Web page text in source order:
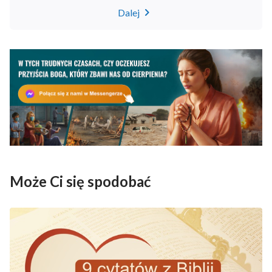
rodzaju zarazy i pojawiły się wszelkie rodzaje złych
Ja jestem twoją ucieczką. Nie możesz teraz zrobić
nic innego, jak tylko ukryć się w Moim sekretnym
miejscu, ukryć się jedynie wewnątrz Mnie, a klęski
cię ominą i żadne nieszczęście nie zbliży się do
twojego namiotu”.
nowego życia. Kiedy ludzie tracą wiarę w życie,
unoszę ich znad granicy śmierci, obdarzając
odwagą do dalszej drogi, by mogli użyć Mnie jako
fundamentu swej egzystencji. Kiedy ludzie okazują
Mi nieposłuszeństwo, sprawiam, że w tym
Dalej
Może Ci się spodobać